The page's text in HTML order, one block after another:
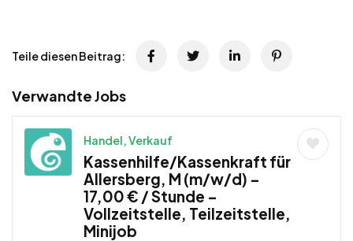
Teile diesen Beitrag:
Verwandte Jobs
Handel, Verkauf
Kassenhilfe/Kassenkraft für
Allersberg, M (m/w/d) –
17,00 € / Stunde –
Vollzeitstelle, Teilzeitstelle,
Minijob